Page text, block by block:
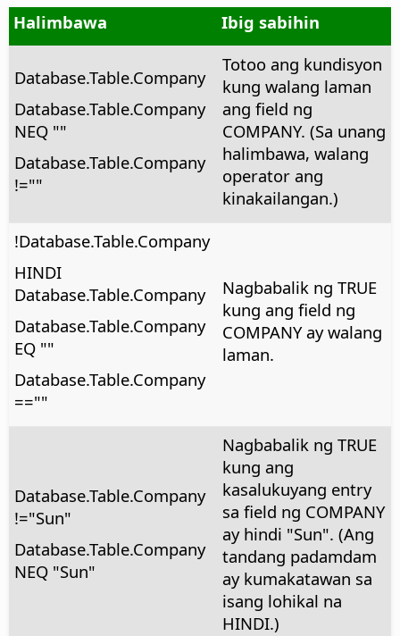
Halimbawa
Ibig sabihin
Database.Table.Company
Database.Table.Company
NEQ ""
Database.Table.Company
!=""
Totoo ang kundisyon
kung walang laman
ang field ng
COMPANY. (Sa unang
halimbawa, walang
operator ang
kinakailangan.)
!Database.Table.Company
HINDI
Database.Table.Company
Database.Table.Company
EQ ""
Database.Table.Company
==""
Nagbabalik ng TRUE
kung ang field ng
COMPANY ay walang
laman.
Database.Table.Company
!="Sun"
Database.Table.Company
NEQ "Sun"
Nagbabalik ng TRUE
kung ang
kasalukuyang entry
sa field ng COMPANY
ay hindi "Sun". (Ang
tandang padamdam
ay kumakatawan sa
isang lohikal na
HINDI.)